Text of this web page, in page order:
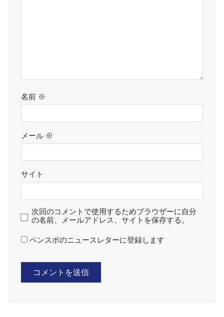
名前 ※
メール ※
サイト
次回のコメントで使用するためブラウザーに自分
の名前、メールアドレス、サイトを保存する。
ペンスポのニュースレターに登録します